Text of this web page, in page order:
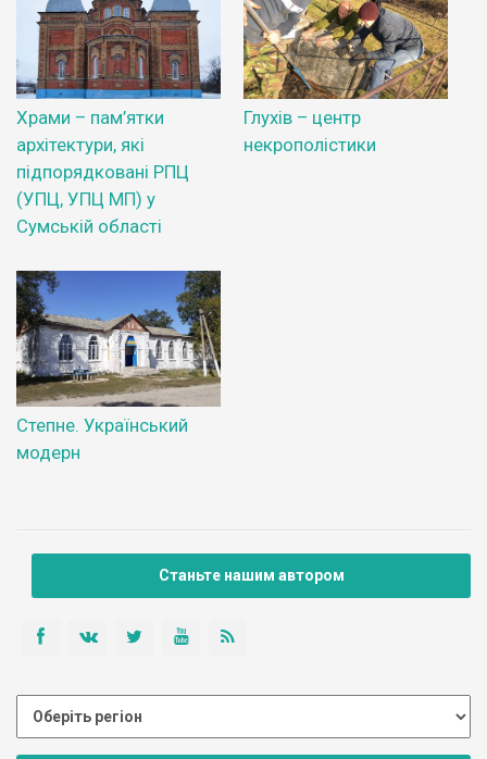
Храми – пам’ятки
архітектури, які
підпорядковані РПЦ
(УПЦ, УПЦ МП) у
Сумській області
Глухів – центр
некрополістики
Степне. Український
модерн
Станьте нашим автором